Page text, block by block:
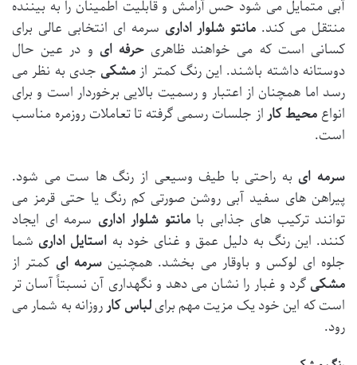
آبی متمایل می شود حس آرامش و قابلیت اطمینان را به بیننده
منتقل می کند. مانتو شلوار اداری سرمه ای انتخابی عالی برای
کسانی است که می خواهند ظاهریحرفه ای و در عین حال
دوستانه داشته باشند. این رنگ کمتر از مشکی جدی به نظر می
رسد اما همچنان از اعتبار و رسمیت بالایی برخوردار است و برای
انواع محیط کار از جلسات رسمی گرفته تا تعاملات روزمره مناسب
است.
سرمه ای به راحتی با طیف وسیعی از رنگ ها ست می شود.
پیراهن های سفید آبی روشن صورتی کم رنگ یا حتی قرمز می
توانند ترکیب های جذابی بامانتو شلوار اداری سرمه ای ایجاد
کنند. این رنگ به دلیل عمق و غنای خود به استایل اداری شما
جلوه ای لوکس و باوقار می بخشد. همچنینسرمه ای کمتر از
مشکی گرد و غبار را نشان می دهد و نگهداری آن نسبتاً آسان تر
است که این خود یک مزیت مهم برایلباس کارروزانه به شمار می
رود.